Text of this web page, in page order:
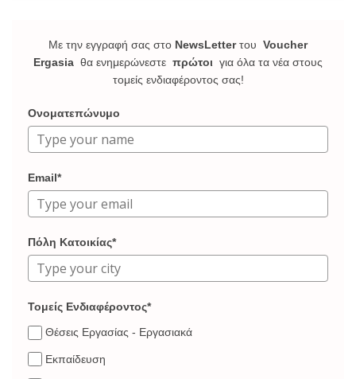
Με την εγγραφή σας στο NewsLetterτου Voucher
Ergasia θα ενημερώνεστε πρώτοι για όλα τα νέα στους
τομείς ενδιαφέροντος σας!
Ονοματεπώνυμο
Email*
Πόλη Κατοικίας*
Τομείς Ενδιαφέροντος*
Θέσεις Εργασίας - Εργασιακά
Εκπαίδευση